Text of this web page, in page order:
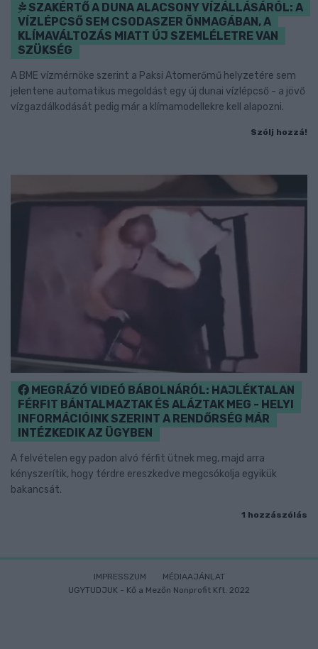
SZAKÉRTŐ A DUNA ALACSONY VÍZÁLLÁSÁRÓL: A
VÍZLÉPCSŐ SEM CSODASZER ÖNMAGÁBAN, A
KLÍMAVÁLTOZÁS MIATT ÚJ SZEMLÉLETRE VAN
SZÜKSÉG
A BME vízmérnöke szerint a Paksi Atomerőmű helyzetére sem
jelentene automatikus megoldást egy új dunai vízlépcső - a jövő
vízgazdálkodását pedig már a klímamodellekre kell alapozni.
Szólj hozzá!
MEGRÁZÓ VIDEÓ BÁBOLNÁRÓL: HAJLÉKTALAN
FÉRFIT BÁNTALMAZTAK ÉS ALÁZTAK MEG - HELYI
INFORMÁCIÓINK SZERINT A RENDŐRSÉG MÁR
INTÉZKEDIK AZ ÜGYBEN
A felvételen egy padon alvó férfit ütnek meg, majd arra
kényszerítik, hogy térdre ereszkedve megcsókolja egyikük
bakancsát.
1 hozzászólás
IMPRESSZUM
MÉDIAAJÁNLAT
UGYTUDJUK - Kő a Mezőn Nonprofit Kft. 2022